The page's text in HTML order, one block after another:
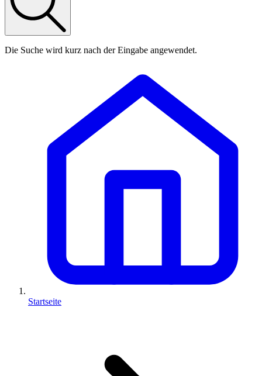
Die Suche wird kurz nach der Eingabe angewendet.
Startseite